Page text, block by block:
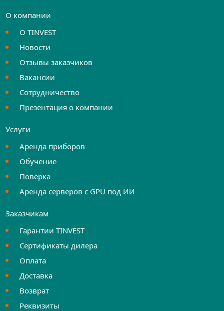
О компании
О TINVEST
Новости
Отзывы заказчиков
Вакансии
Сотрудничество
Презентация о компании
Услуги
Аренда приборов
Обучение
Поверка
Аренда серверов с GPU под ИИ
Заказчикам
Гарантии TINVEST
Сертификаты дилера
Оплата
Доставка
Возврат
Реквизиты